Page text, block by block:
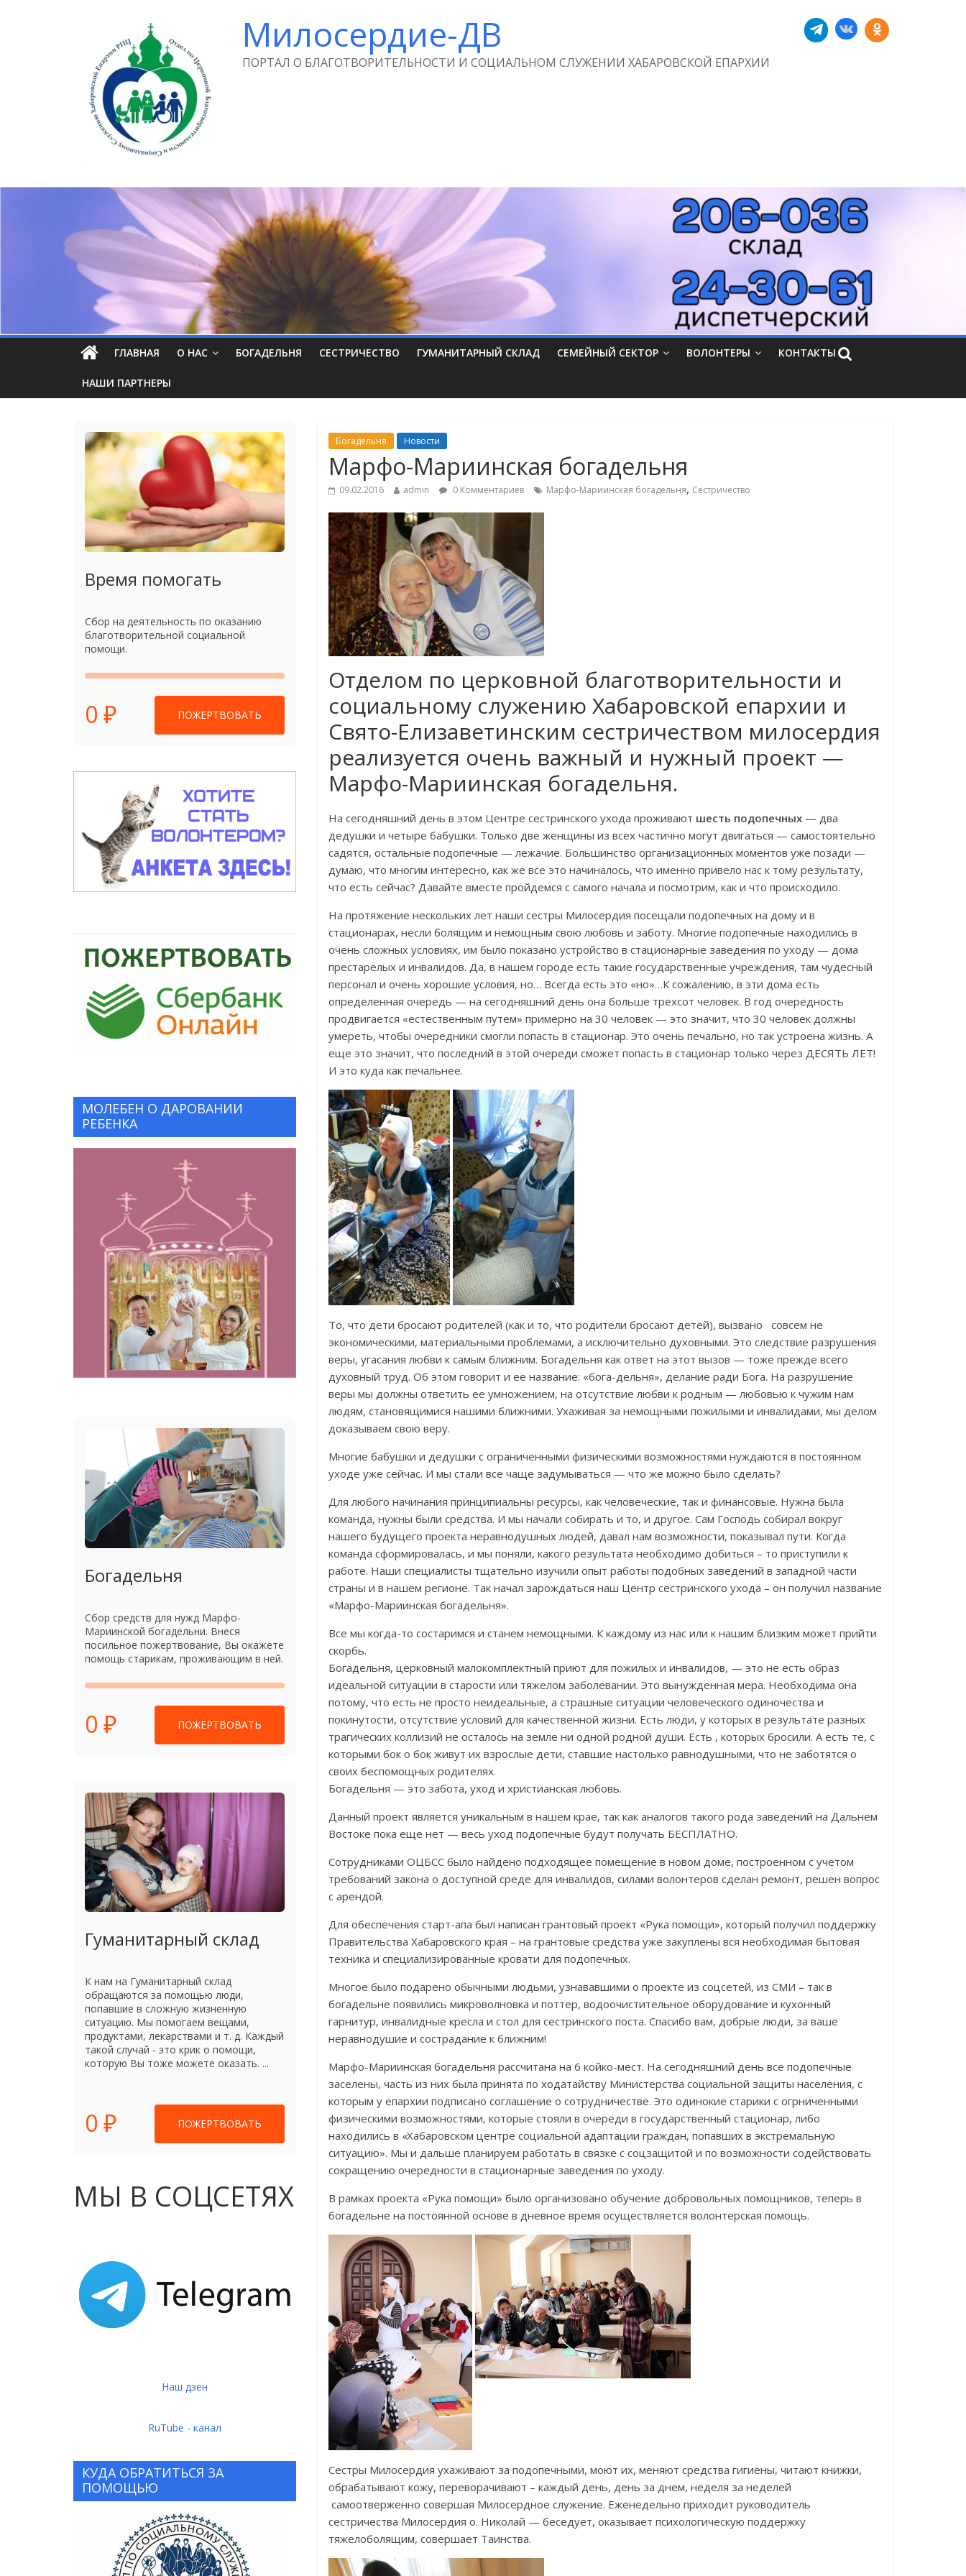
Милосердие-ДВ
ПОРТАЛ О БЛАГОТВОРИТЕЛЬНОСТИ И СОЦИАЛЬНОМ СЛУЖЕНИИ ХАБАРОВСКОЙ ЕПАРХИИ
ГЛАВНАЯ О НАС БОГАДЕЛЬНЯ СЕСТРИЧЕСТВО ГУМАНИТАРНЫЙ СКЛАД СЕМЕЙНЫЙ СЕКТОР ВОЛОНТЕРЫ КОНТАКТЫ
НАШИ ПАРТНЕРЫ
Богадельня Новости
Марфо-Мариинская богадельня
09.02.2016 admin 0 Комментариев Марфо-Мариинская богадельня, Сестричество
Отделом по церковной благотворительности и
социальному служению Хабаровской епархии и
Свято-Елизаветинским сестричеством милосердия
реализуется очень важный и нужный проект —
Марфо-Мариинская богадельня.
На сегодняшний день в этом Центре сестринского ухода проживают шесть подопечных — два
дедушки и четыре бабушки. Только две женщины из всех частично могут двигаться — самостоятельно
садятся, остальные подопечные — лежачие. Большинство организационных моментов уже позади —
думаю, что многим интересно, как же все это начиналось, что именно привело нас к тому результату,
что есть сейчас? Давайте вместе пройдемся с самого начала и посмотрим, как и что происходило.
На протяжение нескольких лет наши сестры Милосердия посещали подопечных на дому и в
стационарах, несли болящим и немощным свою любовь и заботу. Многие подопечные находились в
очень сложных условиях, им было показано устройство в стационарные заведения по уходу — дома
престарелых и инвалидов. Да, в нашем городе есть такие государственные учреждения, там чудесный
персонал и очень хорошие условия, но… Всегда есть это «но»…К сожалению, в эти дома есть
определенная очередь — на сегодняшний день она больше трехсот человек. В год очередность
продвигается «естественным путем» примерно на 30 человек — это значит, что 30 человек должны
умереть, чтобы очередники смогли попасть в стационар. Это очень печально, но так устроена жизнь. А
еще это значит, что последний в этой очереди сможет попасть в стационар только через ДЕСЯТЬ ЛЕТ!
И это куда как печальнее.
То, что дети бросают родителей (как и то, что родители бросают детей), вызвано совсем не
экономическими, материальными проблемами, а исключительно духовными. Это следствие разрушения
веры, угасания любви к самым ближним. Богадельня как ответ на этот вызов — тоже прежде всего
духовный труд. Об этом говорит и ее название: «бога-дельня», делание ради Бога. На разрушение
веры мы должны ответить ее умножением, на отсутствие любви к родным — любовью к чужим нам
людям, становящимися нашими ближними. Ухаживая за немощными пожилыми и инвалидами, мы делом
доказываем свою веру.
Многие бабушки и дедушки с ограниченными физическими возможностями нуждаются в постоянном
уходе уже сейчас. И мы стали все чаще задумываться — что же можно было сделать?
Для любого начинания принципиальны ресурсы, как человеческие, так и финансовые. Нужна была
команда, нужны были средства. И мы начали собирать и то, и другое. Сам Господь собирал вокруг
нашего будущего проекта неравнодушных людей, давал нам возможности, показывал пути. Когда
команда сформировалась, и мы поняли, какого результата необходимо добиться – то приступили к
работе. Наши специалисты тщательно изучили опыт работы подобных заведений в западной части
страны и в нашем регионе. Так начал зарождаться наш Центр сестринского ухода – он получил название
«Марфо-Мариинская богадельня».
Все мы когда-то состаримся и станем немощными. К каждому из нас или к нашим близким может прийти
скорбь.
Богадельня, церковный малокомплектный приют для пожилых и инвалидов, — это не есть образ
идеальной ситуации в старости или тяжелом заболевании. Это вынужденная мера. Необходима она
потому, что есть не просто неидеальные, а страшные ситуации человеческого одиночества и
покинутости, отсутствие условий для качественной жизни. Есть люди, у которых в результате разных
трагических коллизий не осталось на земле ни одной родной души. Есть , которых бросили. А есть те, с
которыми бок о бок живут их взрослые дети, ставшие настолько равнодушными, что не заботятся о
своих беспомощных родителях.
Богадельня — это забота, уход и христианская любовь.
Данный проект является уникальным в нашем крае, так как аналогов такого рода заведений на Дальнем
Востоке пока еще нет — весь уход подопечные будут получать БЕСПЛАТНО.
Сотрудниками ОЦБСС было найдено подходящее помещение в новом доме, построенном с учетом
требований закона о доступной среде для инвалидов, силами волонтеров сделан ремонт, решен вопрос
с арендой.
Для обеспечения старт-апа был написан грантовый проект «Рука помощи», который получил поддержку
Правительства Хабаровского края – на грантовые средства уже закуплены вся необходимая бытовая
техника и специализированные кровати для подопечных.
Многое было подарено обычными людьми, узнававшими о проекте из соцсетей, из СМИ – так в
богадельне появились микроволновка и поттер, водоочистительное оборудование и кухонный
гарнитур, инвалидные кресла и стол для сестринского поста. Спасибо вам, добрые люди, за ваше
неравнодушие и сострадание к ближним!
Марфо-Мариинская богадельня рассчитана на 6 койко-мест. На сегодняшний день все подопечные
заселены, часть из них была принята по ходатайству Министерства социальной защиты населения, с
которым у епархии подписано соглашение о сотрудничестве. Это одинокие старики с огрниченными
физическими возможностями, которые стояли в очереди в государственный стационар, либо
находились в «Хабаровском центре социальной адаптации граждан, попавших в экстремальную
ситуацию». Мы и дальше планируем работать в связке с соцзащитой и по возможности содействовать
сокращению очередности в стационарные заведения по уходу.
В рамках проекта «Рука помощи» было организовано обучение добровольных помощников, теперь в
богадельне на постоянной основе в дневное время осуществляется волонтерская помощь.
Сестры Милосердия ухаживают за подопечными, моют их, меняют средства гигиены, читают книжки,
обрабатывают кожу, переворачивают – каждый день, день за днем, неделя за неделей
самоотверженно совершая Милосердное служение. Еженедельно приходит руководитель
сестричества Милосердия о. Николай — беседует, оказывает психологическую поддержку
тяжелоболящим, совершает Таинства.
Время помогать
Сбор на деятельность по оказанию
благотворительной социальной
помощи.
0 ₽ ПОЖЕРТВОВАТЬ
МОЛЕБЕН О ДАРОВАНИИ
РЕБЕНКА
Богадельня
Сбор средств для нужд Марфо-
Мариинской богадельни. Внеся
посильное пожертвование, Вы окажете
помощь старикам, проживающим в ней.
0 ₽ ПОЖЕРТВОВАТЬ
Гуманитарный склад
К нам на Гуманитарный склад
обращаются за помощью люди,
попавшие в сложную жизненную
ситуацию. Мы помогаем вещами,
продуктами, лекарствами и т. д. Каждый
такой случай - это крик о помощи,
которую Вы тоже можете оказать. ...
0 ₽ ПОЖЕРТВОВАТЬ
МЫ В СОЦСЕТЯХ
Наш дзен
RuTube - канал
КУДА ОБРАТИТЬСЯ ЗА
ПОМОЩЬЮ